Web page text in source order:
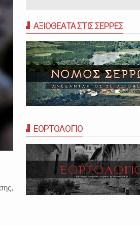
ΑΞΙΟΘΕΑΤΑ ΣΤΙΣ ΣΕΡΡΕΣ
ΕΟΡΤΟΛΟΓΙΟ